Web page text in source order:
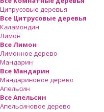
Цитрусовые деревья
Все Цитрусовые деревья
Каламондин
Лимон
Все Лимон
Лимонное дерево
Мандарин
Все Мандарин
Мандариновое дерево
Апельсин
Все Апельсин
Апельсиновое дерево